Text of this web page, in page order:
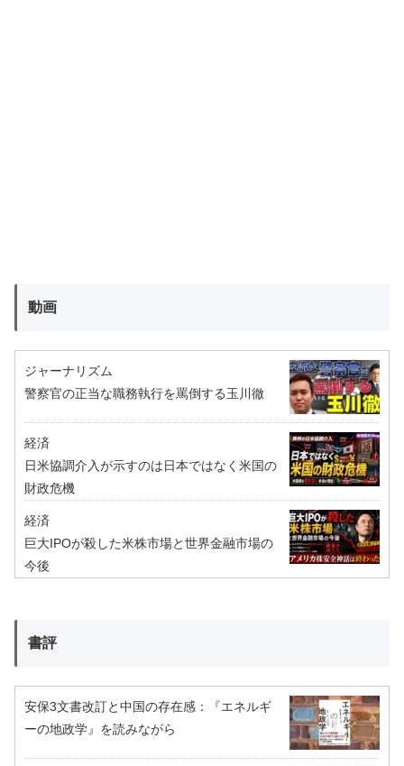
動画
ジャーナリズム
警察官の正当な職務執行を罵倒する玉川徹
経済
日米協調介入が示すのは日本ではなく米国の
財政危機
経済
巨大IPOが殺した米株市場と世界金融市場の
今後
書評
安保3文書改訂と中国の存在感：『エネルギ
ーの地政学』を読みながら